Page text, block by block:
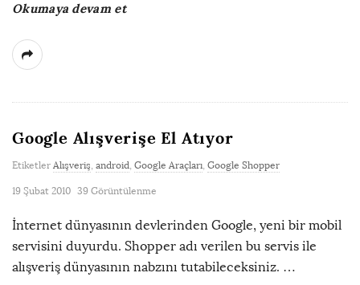
Okumaya devam et
Google Alışverişe El Atıyor
Etiketler Alışveriş, android, Google Araçları, Google Shopper
19 Şubat 2010 39 Görüntülenme
İnternet dünyasının devlerinden Google, yeni bir mobil
servisini duyurdu. Shopper adı verilen bu servis ile
alışveriş dünyasının nabzını tutabileceksiniz. …